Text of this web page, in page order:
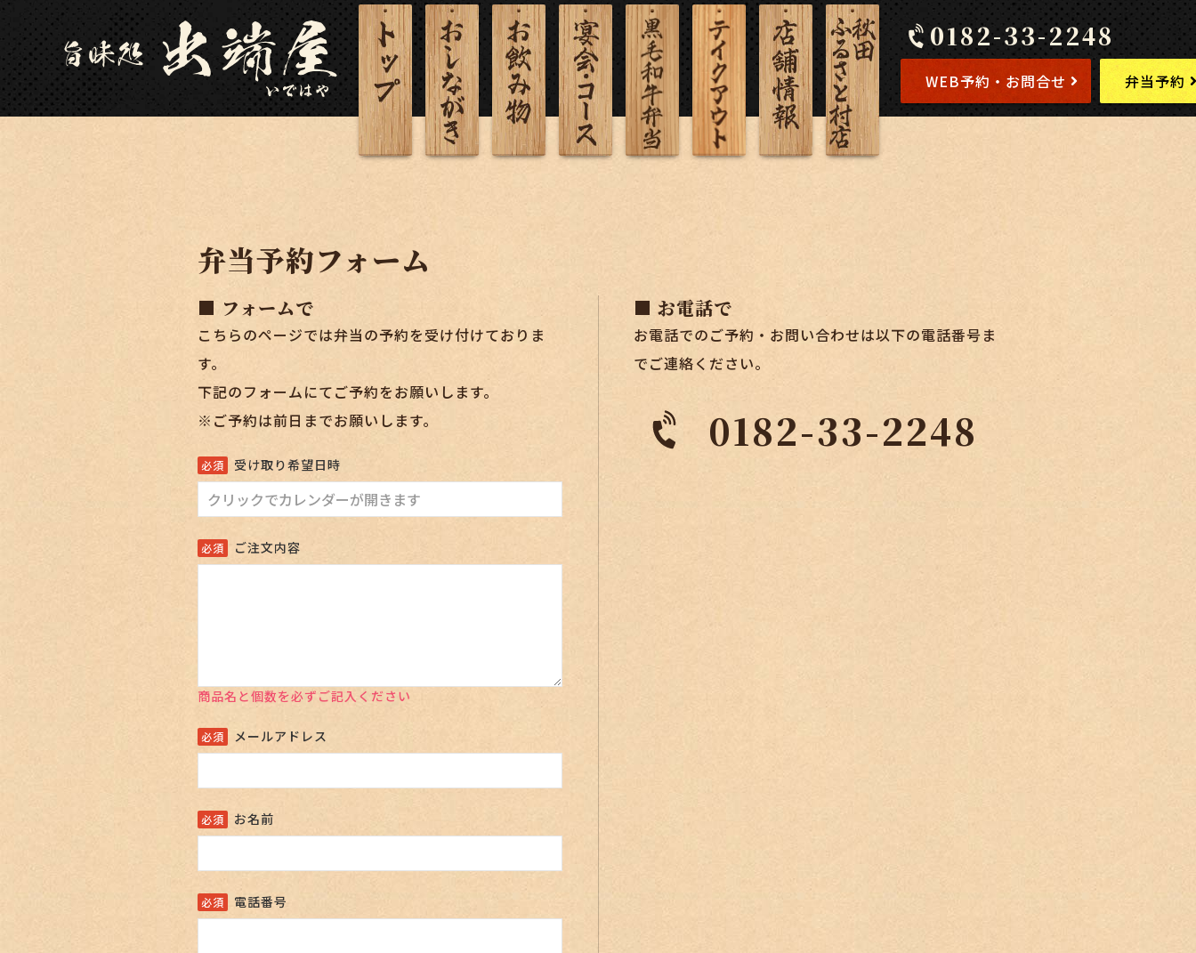
0182-33-2248
WEB予約・お問合せ 弁当予約
弁当予約フォーム
■ フォームで
こちらのページでは弁当の予約を受け付けておりま
す。
下記のフォームにてご予約をお願いします。
※ご予約は前日までお願いします。
受け取り希望日時
ご注文内容
商品名と個数を必ずご記入ください
メールアドレス
お名前
電話番号
■ お電話で
お電話でのご予約・お問い合わせは以下の電話番号ま
でご連絡ください。
0182-33-2248